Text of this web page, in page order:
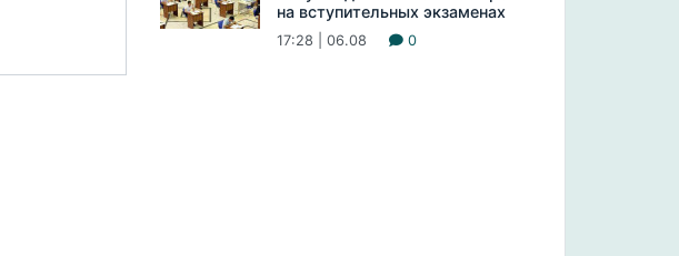
на вступительных экзаменах
17:28 | 06.08 0